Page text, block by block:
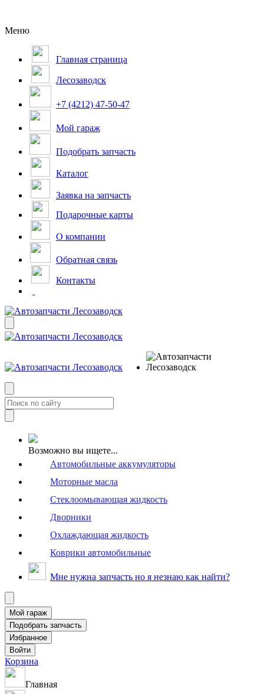
Меню
Главная страница
Лесозаводск
+7 (4212) 47-50-47
Мой гараж
Подобрать запчасть
Каталог
Заявка на запчасть
Подарочные карты
О компании
Обратная связь
Контакты
Возможно вы ищете...
Автомобильные аккумуляторы
Моторные масла
Стеклоомывающая жидкость
Дворники
Охлаждающая жидкость
Коврики автомобильные
Мне нужна запчасть но я незнаю как найти?
Корзина
Главная